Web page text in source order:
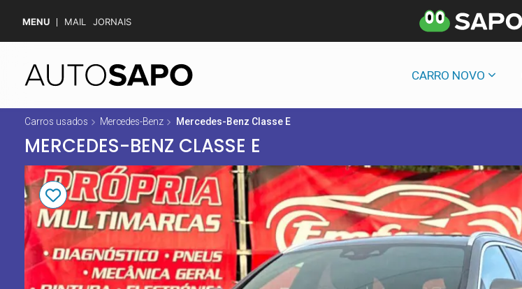
MENU MAIL JORNAIS
CARRO NOVO
Carros usados Mercedes-Benz Mercedes-Benz Classe E
MERCEDES-BENZ CLASSE E